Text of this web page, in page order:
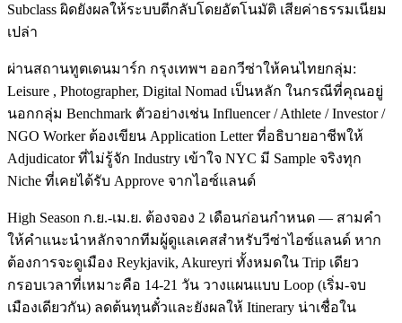
Subclass ผิดยังผลให้ระบบตีกลับโดยอัตโนมัติ เสียค่าธรรมเนียม
เปล่า
ผ่านสถานทูตเดนมาร์ก กรุงเทพฯ ออกวีซ่าให้คนไทยกลุ่ม:
Leisure , Photographer, Digital Nomad เป็นหลัก ในกรณีที่คุณอยู่
นอกกลุ่ม Benchmark ตัวอย่างเช่น Influencer / Athlete / Investor /
NGO Worker ต้องเขียน Application Letter ที่อธิบายอาชีพให้
Adjudicator ที่ไม่รู้จัก Industry เข้าใจ NYC มี Sample จริงทุก
Niche ที่เคยได้รับ Approve จากไอซ์แลนด์
High Season ก.ย.-เม.ย. ต้องจอง 2 เดือนก่อนกำหนด — สามคำ
ให้คำแนะนำหลักจากทีมผู้ดูแลเคสสำหรับวีซ่าไอซ์แลนด์ หาก
ต้องการจะดูเมือง Reykjavik, Akureyri ทั้งหมดใน Trip เดียว
กรอบเวลาที่เหมาะคือ 14-21 วัน วางแผนแบบ Loop (เริ่ม-จบ
เมืองเดียวกัน) ลดต้นทุนตั๋วและยังผลให้ Itinerary น่าเชื่อใน